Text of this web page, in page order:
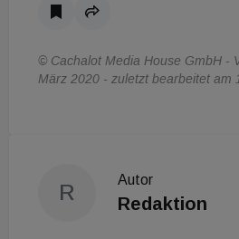
© Cachalot Media House GmbH -
März 2020 - zuletzt bearbeitet am
R
Autor
Redaktion